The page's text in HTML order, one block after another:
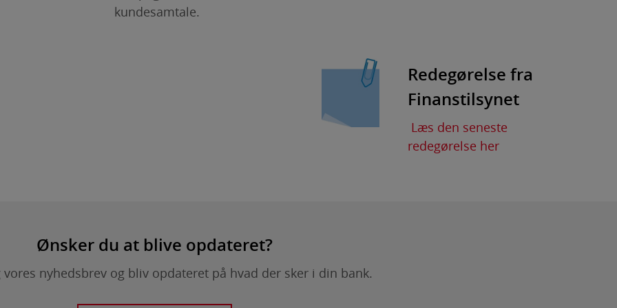
kundesamtale.
Redegørelse fra
Finanstilsynet
Læs den seneste
redegørelse her
Ønsker du at blive opdateret?
nyhedsbrev og bliv opdateret på hvad der sker i din bank.